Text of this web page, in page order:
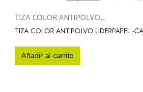
TIZA COLOR ANTIPOLVO...
TIZA COLOR ANTIPOLVO LIDERPAPEL -
Añadir al carrito